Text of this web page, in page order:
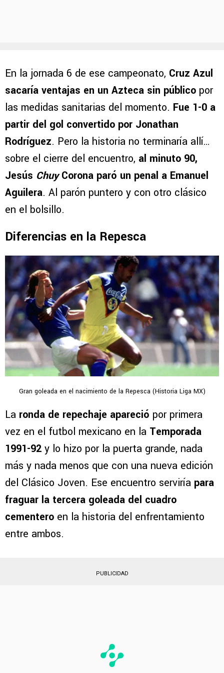
En la jornada 6 de ese campeonato, Cruz Azul
sacaría ventajas en un Azteca sin público por
las medidas sanitarias del momento. Fue 1-0 a
partir del gol convertido por Jonathan
Rodríguez. Pero la historia no terminaría allí…
sobre el cierre del encuentro, al minuto 90,
Jesús ChuyCorona paró un penal a Emanuel
Aguilera. Al parón puntero y con otro clásico
en el bolsillo.
Diferencias en la Repesca
Gran goleada en el nacimiento de la Repesca (Historia Liga MX)
La ronda de repechaje apareció por primera
vez en el futbol mexicano en la Temporada
1991-92 y lo hizo por la puerta grande, nada
más y nada menos que con una nueva edición
del Clásico Joven. Ese encuentro serviría para
fraguar la tercera goleada del cuadro
cementero en la historia del enfrentamiento
entre ambos.
PUBLICIDAD